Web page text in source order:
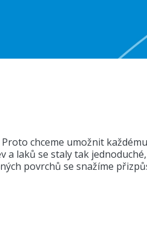
chceme umožnit
a laků se staly tak
povrchů se snažíme